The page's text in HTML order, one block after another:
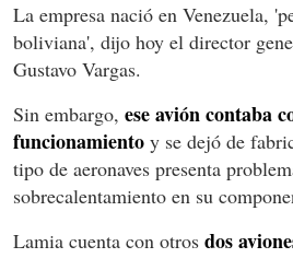
La empresa nació en Venezuela,
boliviana', dijo hoy el director
Gustavo Vargas.
Sin embargo, ese avión contaba
funcionamiento y se dejó de
tipo de aeronaves presenta
sobrecalentamiento en su
Lamia cuenta con otros dos